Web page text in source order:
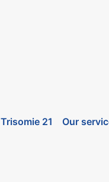
Trisomie 21 Our